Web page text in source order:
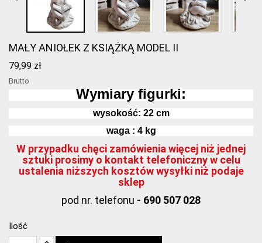
MAŁY ANIOŁEK Z KSIĄŻKĄ MODEL II
79,99 zł
Brutto
Wymiary figurki:
wysokość: 22 cm
waga : 4 kg
W przypadku chęci zamówienia więcej niż jednej
sztuki prosimy o kontakt telefoniczny w celu
ustalenia niższych kosztów wysyłki niż podaje
sklep
pod nr. telefonu - 690 507 028
Ilość